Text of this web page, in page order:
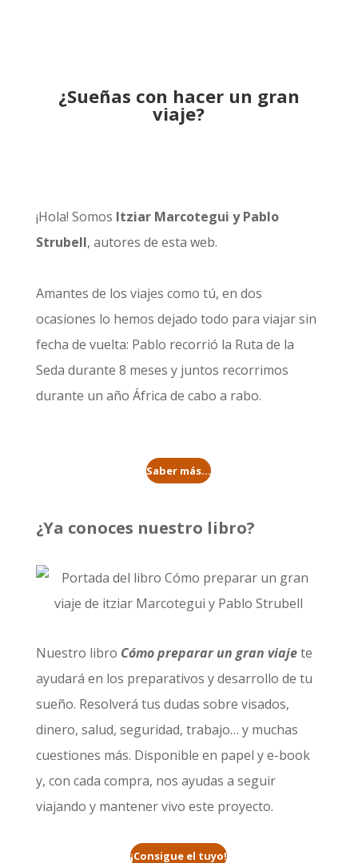
¿Sueñas con hacer un gran
viaje?
¡Hola! Somos Itziar Marcotegui y Pablo
Strubell, autores de esta web.
Amantes de los viajes como tú, en dos
ocasiones lo hemos dejado todo para viajar sin
fecha de vuelta: Pablo recorrió la Ruta de la
Seda durante 8 meses y juntos recorrimos
durante un año África de cabo a rabo.
Saber más...
¿Ya conoces nuestro libro?
Nuestro libro Cómo preparar un gran viajete
ayudará en los preparativos y desarrollo de tu
sueño. Resolverá tus dudas sobre visados,
dinero, salud, seguridad, trabajo… y muchas
cuestiones más. Disponible en papel y e-book
y, con cada compra, nos ayudas a seguir
viajando y mantener vivo este proyecto.
¡Consigue el tuyo!